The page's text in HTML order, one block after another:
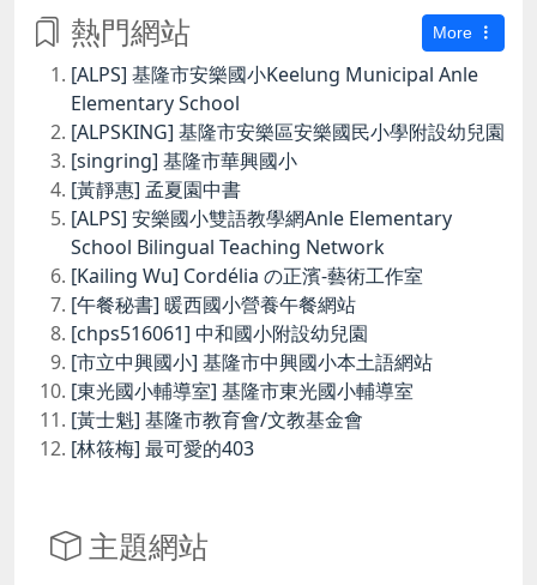
熱門網站 More
[ALPS] 基隆市安樂國小Keelung Municipal Anle
Elementary School
[ALPSKING] 基隆市安樂區安樂國民小學附設幼兒園
[singring] 基隆市華興國小
[黃靜惠] 孟夏園中書
[ALPS] 安樂國小雙語教學網Anle Elementary
School Bilingual Teaching Network
[Kailing Wu] Cordélia の正濱-藝術工作室
[午餐秘書] 暖西國小營養午餐網站
[chps516061] 中和國小附設幼兒園
[市立中興國小] 基隆市中興國小本土語網站
[東光國小輔導室] 基隆市東光國小輔導室
[黃士魁] 基隆市教育會/文教基金會
[林筱梅] 最可愛的403
主題網站